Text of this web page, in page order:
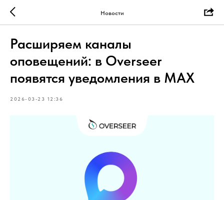
Новости
Расширяем каналы
оповещений: в Overseer
появятся уведомления в MAX
2026-03-23 12:36